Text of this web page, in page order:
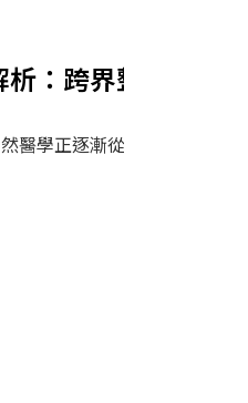
：跨界整合現代